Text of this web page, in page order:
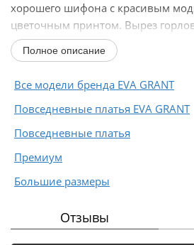
хорошего шифона с красивым
цветочным принтом. Вырез
обтачке...
Полное описание
Все модели бренда EVA GRANT
Повседневные платья EVA GRANT
Повседневные платья
Премиум
Большие размеры
Отзывы